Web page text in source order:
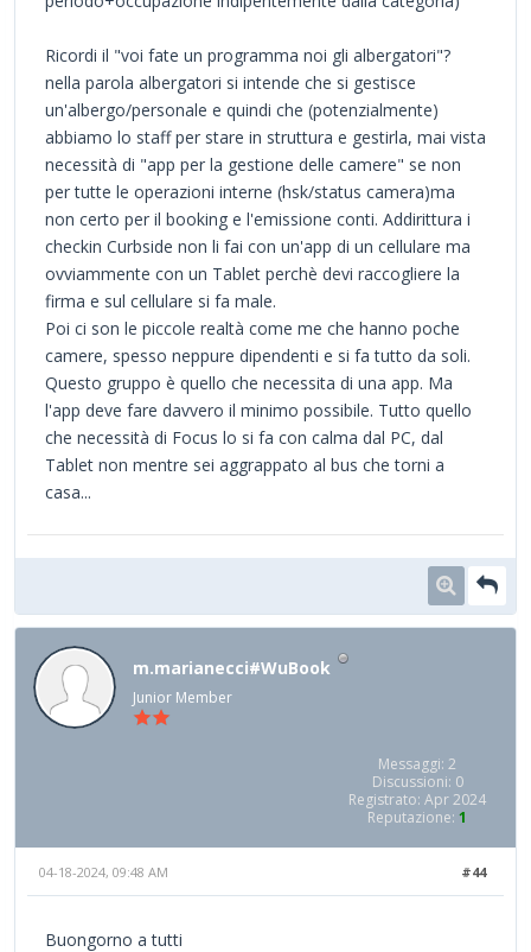
Ricordi il "voi fate un programma noi gli albergatori"?
nella parola albergatori si intende che si gestisce
un'albergo/personale e quindi che (potenzialmente)
abbiamo lo staff per stare in struttura e gestirla, mai vista
necessità di "app per la gestione delle camere" se non
per tutte le operazioni interne (hsk/status camera)ma
non certo per il booking e l'emissione conti. Addirittura i
checkin Curbside non li fai con un'app di un cellulare ma
ovviammente con un Tablet perchè devi raccogliere la
firma e sul cellulare si fa male.
Poi ci son le piccole realtà come me che hanno poche
camere, spesso neppure dipendenti e si fa tutto da soli.
Questo gruppo è quello che necessita di una app. Ma
l'app deve fare davvero il minimo possibile. Tutto quello
che necessità di Focus lo si fa con calma dal PC, dal
Tablet non mentre sei aggrappato al bus che torni a
casa...
m.marianecci#WuBook
Junior Member
Messaggi: 2
Discussioni: 0
Registrato: Apr 2024
Reputazione: 1
#44
04-18-2024, 09:48 AM
Buongorno a tutti